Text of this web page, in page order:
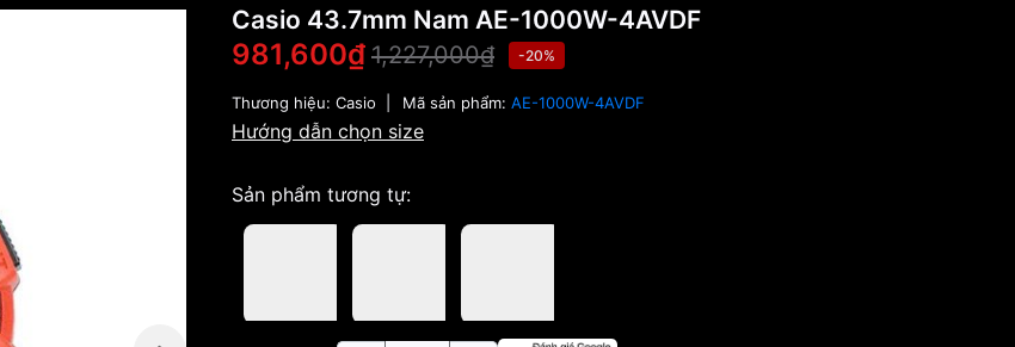
Shock đồng hồ Orient ... Casio 43.7mm Nam AE-1000W-4AVDF
981,600₫ 1,227,000₫ -20%
Thương hiệu: Casio Mã sản phẩm: AE-1000W-4AVDF
Hướng dẫn chọn size
Sản phẩm tương tự: